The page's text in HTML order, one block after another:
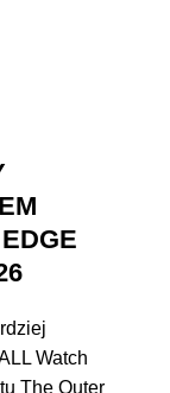
Watch
The Outer